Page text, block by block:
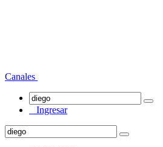
Canales
Ingresar